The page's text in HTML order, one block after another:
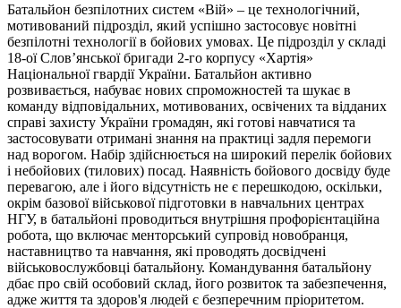
Батальйон безпілотних систем «Вій» – це технологічний,
мотивований підрозділ, який успішно застосовує новітні
безпілотні технології в бойових умовах. Це підрозділ у складі
18-ої Словʼянської бригади 2-го корпусу «Хартія»
Національної гвардії України. Батальйон активно
розвивається, набуває нових спроможностей та шукає в
команду відповідальних, мотивованих, освічених та відданих
справі захисту України громадян, які готові навчатися та
застосовувати отримані знання на практиці задля перемоги
над ворогом. Набір здійснюється на широкий перелік бойових
і небойових (тилових) посад. Наявність бойового досвіду буде
перевагою, але і його відсутність не є перешкодою, оскільки,
окрім базової військової підготовки в навчальних центрах
НГУ, в батальйоні проводиться внутрішня профорієнтаційна
робота, що включає менторський супровід новобранця,
наставництво та навчання, які проводять досвідчені
військовослужбовці батальйону. Командування батальйону
дбає про свій особовий склад, його розвиток та забезпечення,
адже життя та здоров'я людей є безперечним пріоритетом.